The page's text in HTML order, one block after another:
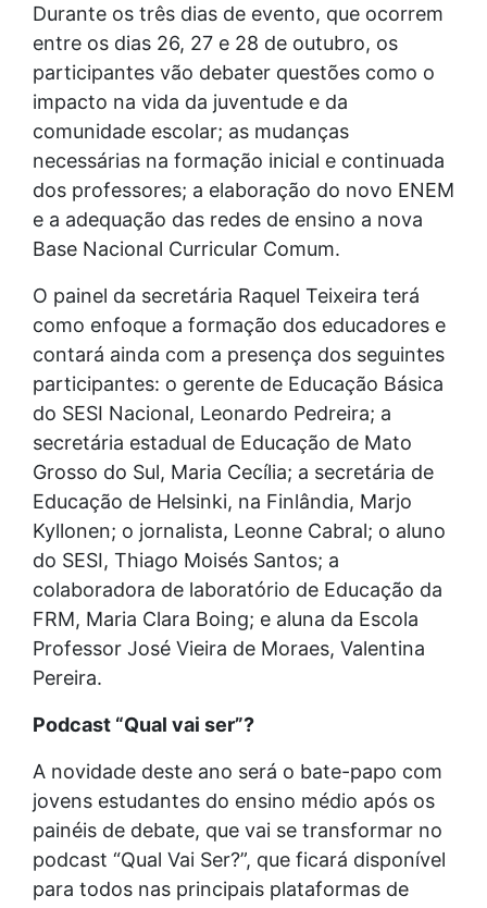
Durante os três dias de evento, que ocorrem
entre os dias 26, 27 e 28 de outubro, os
participantes vão debater questões como o
impacto na vida da juventude e da
comunidade escolar; as mudanças
necessárias na formação inicial e continuada
dos professores; a elaboração do novo ENEM
e a adequação das redes de ensino a nova
Base Nacional Curricular Comum.
O painel da secretária Raquel Teixeira terá
como enfoque a formação dos educadores e
contará ainda com a presença dos seguintes
participantes: o gerente de Educação Básica
do SESI Nacional, Leonardo Pedreira; a
secretária estadual de Educação de Mato
Grosso do Sul, Maria Cecília; a secretária de
Educação de Helsinki, na Finlândia, Marjo
Kyllonen; o jornalista, Leonne Cabral; o aluno
do SESI, Thiago Moisés Santos; a
colaboradora de laboratório de Educação da
FRM, Maria Clara Boing; e aluna da Escola
Professor José Vieira de Moraes, Valentina
Pereira.
Podcast “Qual vai ser”?
A novidade deste ano será o bate-papo com
jovens estudantes do ensino médio após os
painéis de debate, que vai se transformar no
podcast “Qual Vai Ser?”, que ficará disponível
para todos nas principais plataformas de